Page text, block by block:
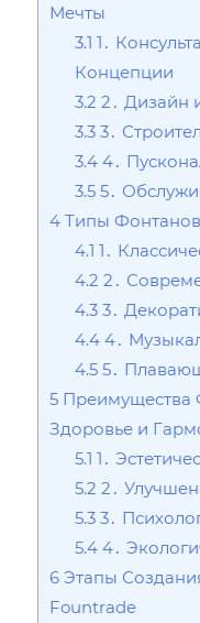
Мечты
3.1 1․
Концепции
3.2 2․ Дизайн
3.3 3․
3.4 4․
3.5 5․
4 Типы
4.1 1․
4.2 2․
4.3 3․
4.4 4․
4.5 5․
5 Преимущества
Здоровье и
5.1 1․
5.2 2․
5.3 3․
5.4 4․
6 Этапы
Fountrade